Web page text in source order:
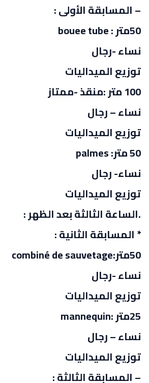
– المسابقة الأولى :
50متر : bouee tube
نساء -رجال
توزيع الميداليات
100 متر :منقذ -ممتاز
نساء – رجال
توزيع الميداليات
50 متر: palmes
نساء- رجال
توزيع الميداليات
.الساعة الثالثة بعد الظهر :
* المسابقة الثانية :
50متر:combiné de sauvetage
نساء -رجال
توزيع الميداليات
25متر :mannequin
نساء – رجال
توزيع الميداليات
– المسابقة الثالثة :